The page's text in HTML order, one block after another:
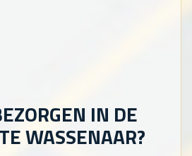
IN DE
WASSENAAR?